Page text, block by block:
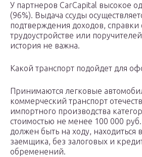
У партнеров CarCapital высокое
(96%). Выдача ссуды
подтверждения доходов,
трудоустройстве или
история не важна.
Какой транспорт подойдет для
Принимаются легковые
коммерческий транспорт
импортного производства
стоимостью не менее 100 000
должен быть на ходу, находиться
заемщика, без залоговых и
обременений.